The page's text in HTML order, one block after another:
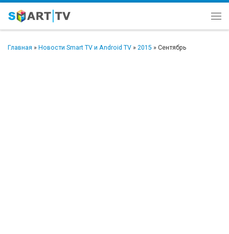
Перейти к содержимому
Главная » Новости Smart TV и Android TV » 2015 » Сентябрь